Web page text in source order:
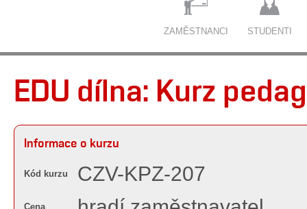
ZAMĚSTNANCI STUDENTI
EDU dílna: Kurz
Informace o kurzu
Kód kurzu CZV-KPZ-207
Cena